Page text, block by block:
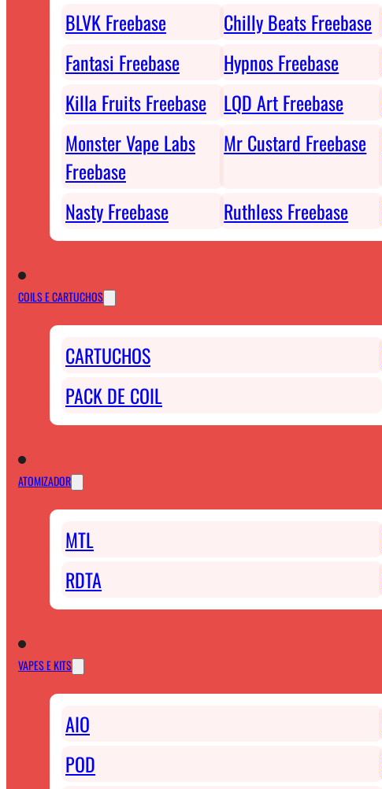
BLVK Freebase Chilly Beats Freebase
Fantasi Freebase
Hypnos Freebase
Killa Fruits Freebase
LQD Art Freebase
Monster Vape Labs
Freebase
Mr Custard Freebase
Nasty Freebase Ruthless Freebase
COILS E CARTUCHOS
CARTUCHOS
PACK DE COIL
ATOMIZADOR
MTL
RDTA
VAPES E KITS
AIO
POD